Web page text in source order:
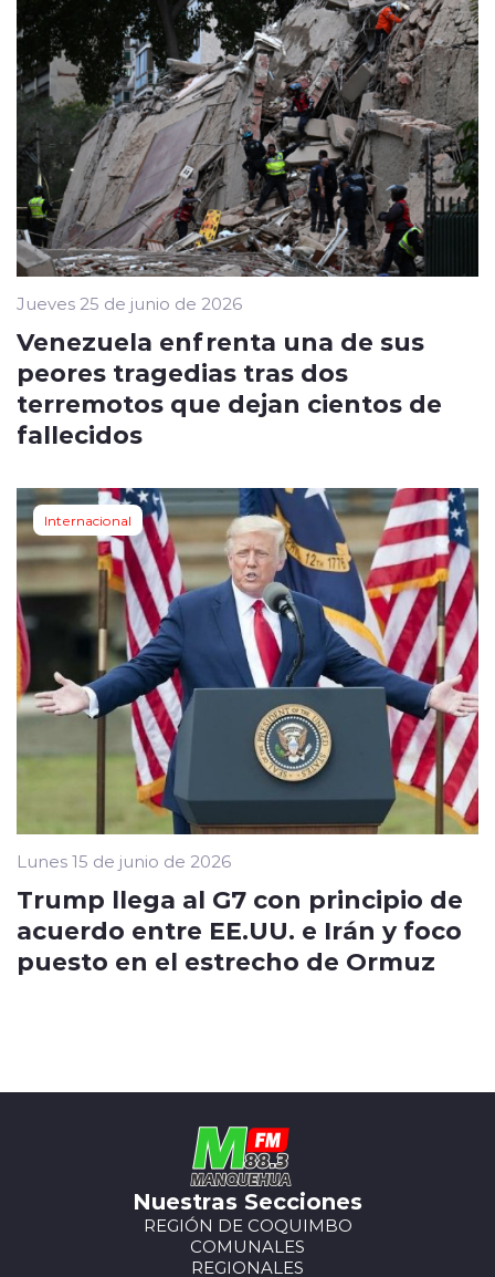
Jueves 25 de junio de 2026
Venezuela enfrenta una de sus
peores tragedias tras dos
terremotos que dejan cientos de
fallecidos
Internacional
Lunes 15 de junio de 2026
Trump llega al G7 con principio de
acuerdo entre EE.UU. e Irán y foco
puesto en el estrecho de Ormuz
Nuestras Secciones
REGIÓN DE COQUIMBO
COMUNALES
REGIONALES